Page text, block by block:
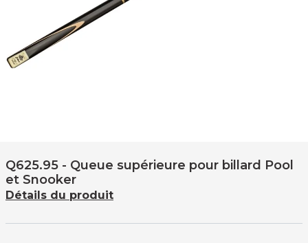
Q625.95 - Queue supérieure pour billard Pool
et Snooker
Détails du produit